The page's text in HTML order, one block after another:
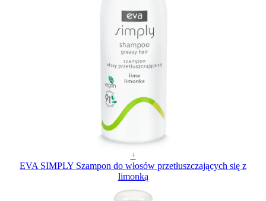
+
EVA SIMPLY Szampon do włosów przetłuszczających się z
limonką